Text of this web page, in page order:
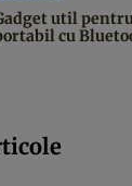
util
cu